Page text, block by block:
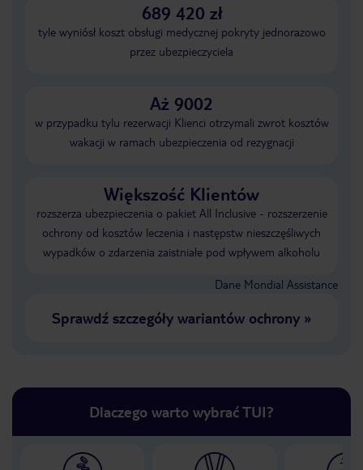
689 420 zł
tyle wyniósł koszt obsługi medycznej pokryty jednorazowo
przez ubezpieczyciela
Aż 9002
w przypadku tylu rezerwacji Klienci otrzymali zwrot kosztów
wakacji w ramach ubezpieczenia od rezygnacji
Większość Klientów
rozszerza ubezpieczenia o pakiet All Inclusive - rozszerzenie
ochrony od kosztów leczenia i następstw nieszczęśliwych
wypadków o zdarzenia zaistniałe pod wpływem alkoholu
Dane Mondial Assistance
Sprawdź szczegóły wariantów ochrony»
Dlaczego warto wybrać TUI?